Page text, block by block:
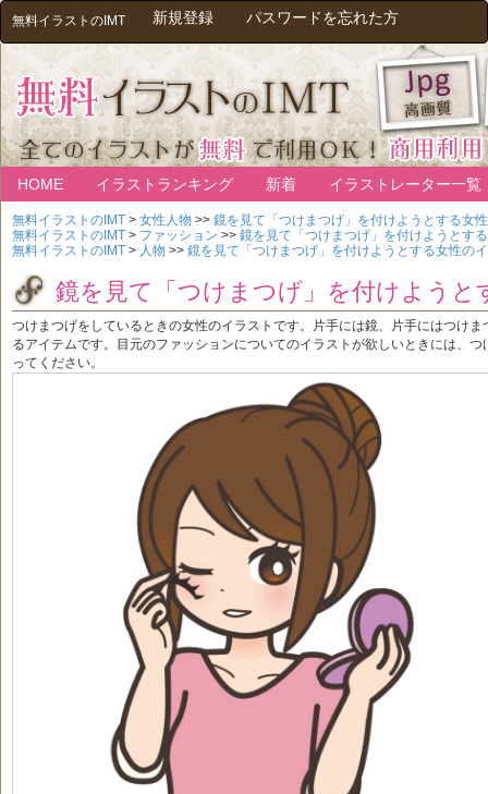
無料イラストのIMT 新規登録 パスワードを忘れた方
HOME イラストランキング 新着 イラストレーター一覧
無料イラストのIMT > 女性人物 >> 鏡を見て「つけまつげ」を付けようとする女
無料イラストのIMT > ファッション >> 鏡を見て「つけまつげ」を付けようとす
無料イラストのIMT > 人物 >> 鏡を見て「つけまつげ」を付けようとする女性の
鏡を見て「つけまつげ」を付けようと
つけまつげをしているときの女性のイラストです。片手には鏡、片手にはつけ
るアイテムです。目元のファッションについてのイラストが欲しいときには、
ってください。